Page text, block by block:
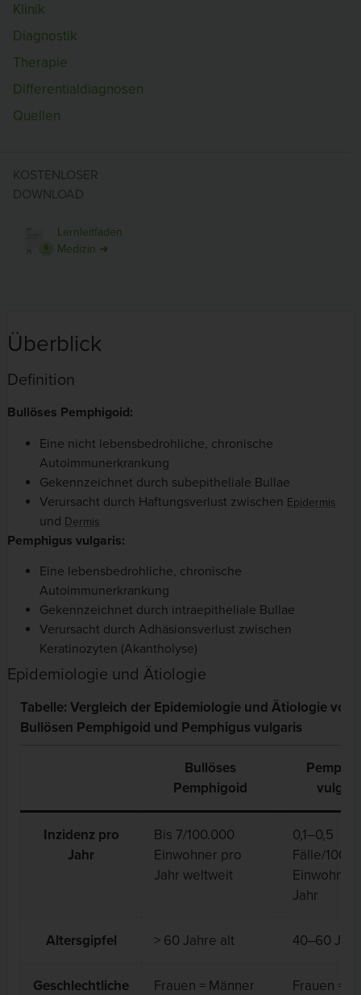
Klinik
Diagnostik
Therapie
Differentialdiagnosen
Quellen
KOSTENLOSER
DOWNLOAD
Lernleitfaden
Medizin ➜
Überblick
Definition
Bullöses Pemphigoid:
Eine nicht lebensbedrohliche, chronische
Autoimmunerkrankung
Gekennzeichnet durch subepitheliale Bullae
Verursacht durch Haftungsverlust zwischen Epidermis
und Dermis
Pemphigus vulgaris:
Eine lebensbedrohliche, chronische
Autoimmunerkrankung
Gekennzeichnet durch intraepitheliale Bullae
Verursacht durch Adhäsionsverlust zwischen
Keratinozyten (Akantholyse)
Epidemiologie und Ätiologie
Tabelle: Vergleich der Epidemiologie und Ätiologie vom
Bullösen Pemphigoid und Pemphigus vulgaris
Bullöses
Pemphigoid
Inzidenz pro
Jahr
Bis 7/100.000
Einwohner pro
Jahr weltweit
0,1–0,5
Fälle/
Einwohner
Jahr
Altersgipfel > 60 Jahre alt 40‒60
Geschlechtliche
Frauen = Männer
Frauen =